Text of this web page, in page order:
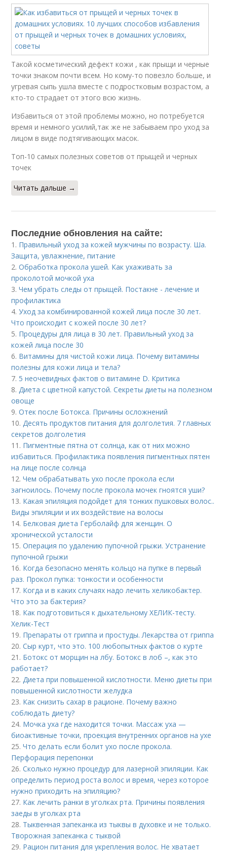
Такой косметический дефект кожи , как прыщи и черные
точки знаком почти всем. Но кому-то повезло больше, и
угревая сыпь ушла вместе с подростковым возрастом, а
кто-то страдает от этого всю жизнь.
Избавиться от этой проблемы можно, но потребуется
время и немного усилий,так же не забываем про уход за
лицом в виде подтягивающих масок.
Топ-10 самых полезных советов от прыщей и черных
точек
Читать дальше →
Последние обновления на сайте:
1. Правильный уход за кожей мужчины по возрасту. Ша.
Защита, увлажнение, питание
2.Обработка прокола ушей. Как ухаживать за
проколотой мочкой уха
3.Чем убрать следы от прыщей. Постакне - лечение и
профилактика
4.Уход за комбинированной кожей лица после 30 лет.
Что происходит с кожей после 30 лет?
5. Процедуры для лица в 30 лет. Правильный уход за
кожей лица после 30
6. Витамины для чистой кожи лица. Почему витамины
полезны для кожи лица и тела?
7. 5 неочевидных фактов о витамине D. Критика
8. Диета с цветной капустой. Секреты диеты на полезном
овоще
9.Отек после Ботокса. Причины осложнений
10. Десять продуктов питания для долголетия. 7 главных
секретов долголетия
11. Пигментные пятна от солнца, как от них можно
избавиться. Профилактика появления пигментных пятен
на лице после солнца
12.Чем обрабатывать ухо после прокола если
загноилось. Почему после прокола мочек гноятся уши?
13. Какая эпиляция подойдет для тонких пушковых волос..
Виды эпиляции и их воздействие на волосы
14. Белковая диета Герболайф для женщин. О
хронической усталости
15.Операция по удалению пупочной грыжи. Устранение
пупочной грыжи
16. Когда безопасно менять кольцо на пупке в первый
раз. Прокол пупка: тонкости и особенности
17. Когда и в каких случаях надо лечить хеликобактер.
Что это за бактерия?
18. Как подготовиться к дыхательному ХЕЛИК-тесту.
Хелик-Тест
19. Препараты от гриппа и простуды. Лекарства от гриппа
20.Сыр курт, что это. 100 любопытных фактов о курте
21. Ботокс от морщин на лбу. Ботокс в лоб –, как это
работает?
22. Диета при повышенной кислотности. Меню диеты при
повышенной кислотности желудка
23. Как снизить сахар в рационе. Почему важно
соблюдать диету?
24. Мочка уха где находится точки. Массаж уха —
биоактивные точки, проекция внутренних органов на ухе
25.Что делать если болит ухо после прокола.
Перфорация перепонки
26.Сколько нужно процедур для лазерной эпиляции. Как
определить период роста волос и время, через которое
нужно приходить на эпиляцию?
27. Как лечить ранки в уголках рта. Причины появления
заеды в уголках рта
28. Тыквенная запеканка из тыквы в духовке и не только.
Творожная запеканка с тыквой
29. Рацион питания для укрепления волос. Не хватает